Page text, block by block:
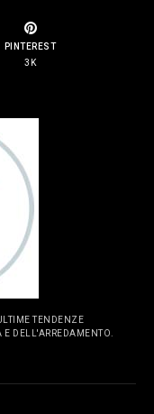
PINTEREST
3K
TENDENZE
DELL'ARREDAMENTO.